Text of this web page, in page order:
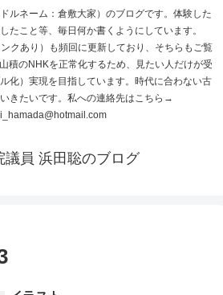
ルネーム：倉敷大家）のブログです。体験した
たこと等、毎日何か書くようにしています。
クあり）も頻回に更新しており、そちらもご覧
積のNHKを正常化するため、見たい人だけが受
化）実現を目指しています。時代に合わない古
きたいです。私への連絡先はこちら→
議員 浜田聡のブログ